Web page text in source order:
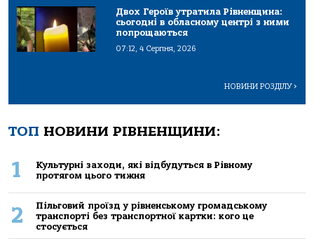
Двох Героїв утратила Рівненщина:
сьогодні в обласному центрі з ними
попрощаються
07:12, 4 Серпня, 2026
НОВИНИ РОЗДІЛУ>
ТОП НОВИНИ РІВНЕНЩИНИ:
1
Культурні заходи, які відбудуться в Рівному
протягом цього тижня
2
Пільговий проїзд у рівненському громадському
транспорті без транспортної картки: кого це
стосується